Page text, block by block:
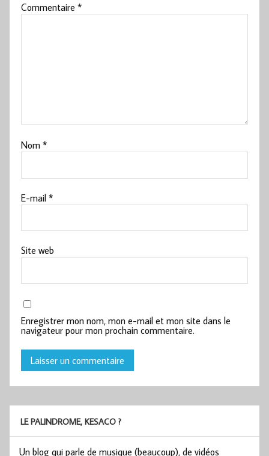
Commentaire*
Nom*
E-mail*
Site web
Enregistrer mon nom, mon e-mail et mon site dans le
navigateur pour mon prochain commentaire.
LE PALINDROME, KESACO ?
Un blog qui parle de musique (beaucoup), de vidéos